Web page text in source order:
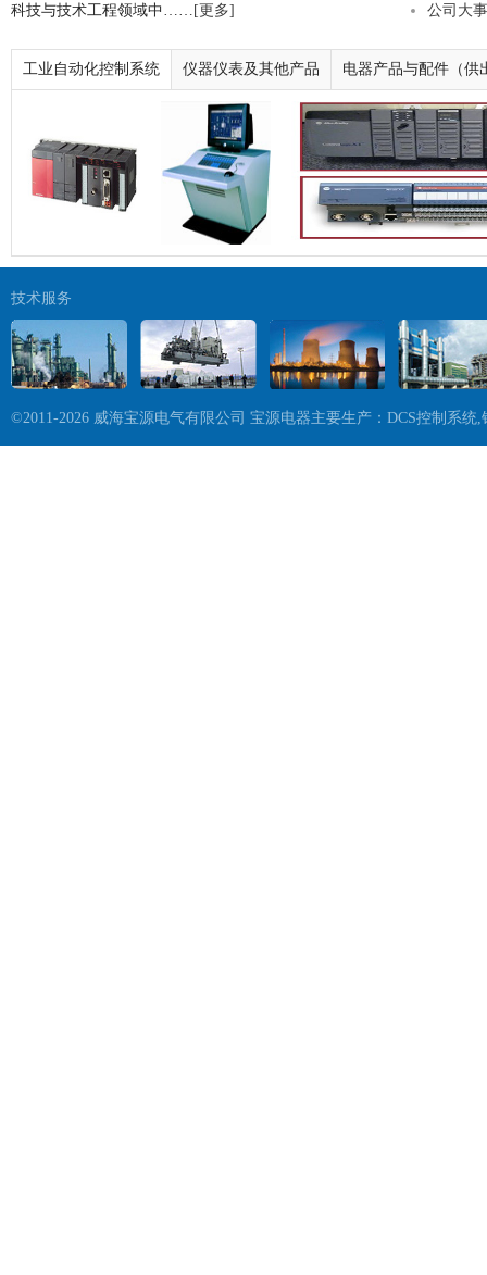
科技与技术工程领域中……
[更多]
公司大
工业自动化控制系统 仪器仪表及其他产品 电器产品与配件（供
技术服务
©2011-2026 威海宝源电气有限公司 宝源电器主要生产：DCS控制系